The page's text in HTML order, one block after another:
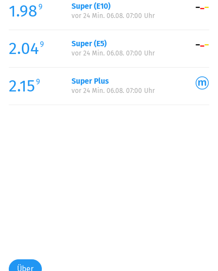
Samstag:
08:00-23:00
Sonntag:
1.98 9 Super (E10)
vor 24 Min. 06.08. 07:00 Uhr
2.049 Super (E5)
vor 24 Min. 06.08. 07:00 Uhr
2.159 Super Plus
vor 24 Min. 06.08. 07:00 Uhr
Über